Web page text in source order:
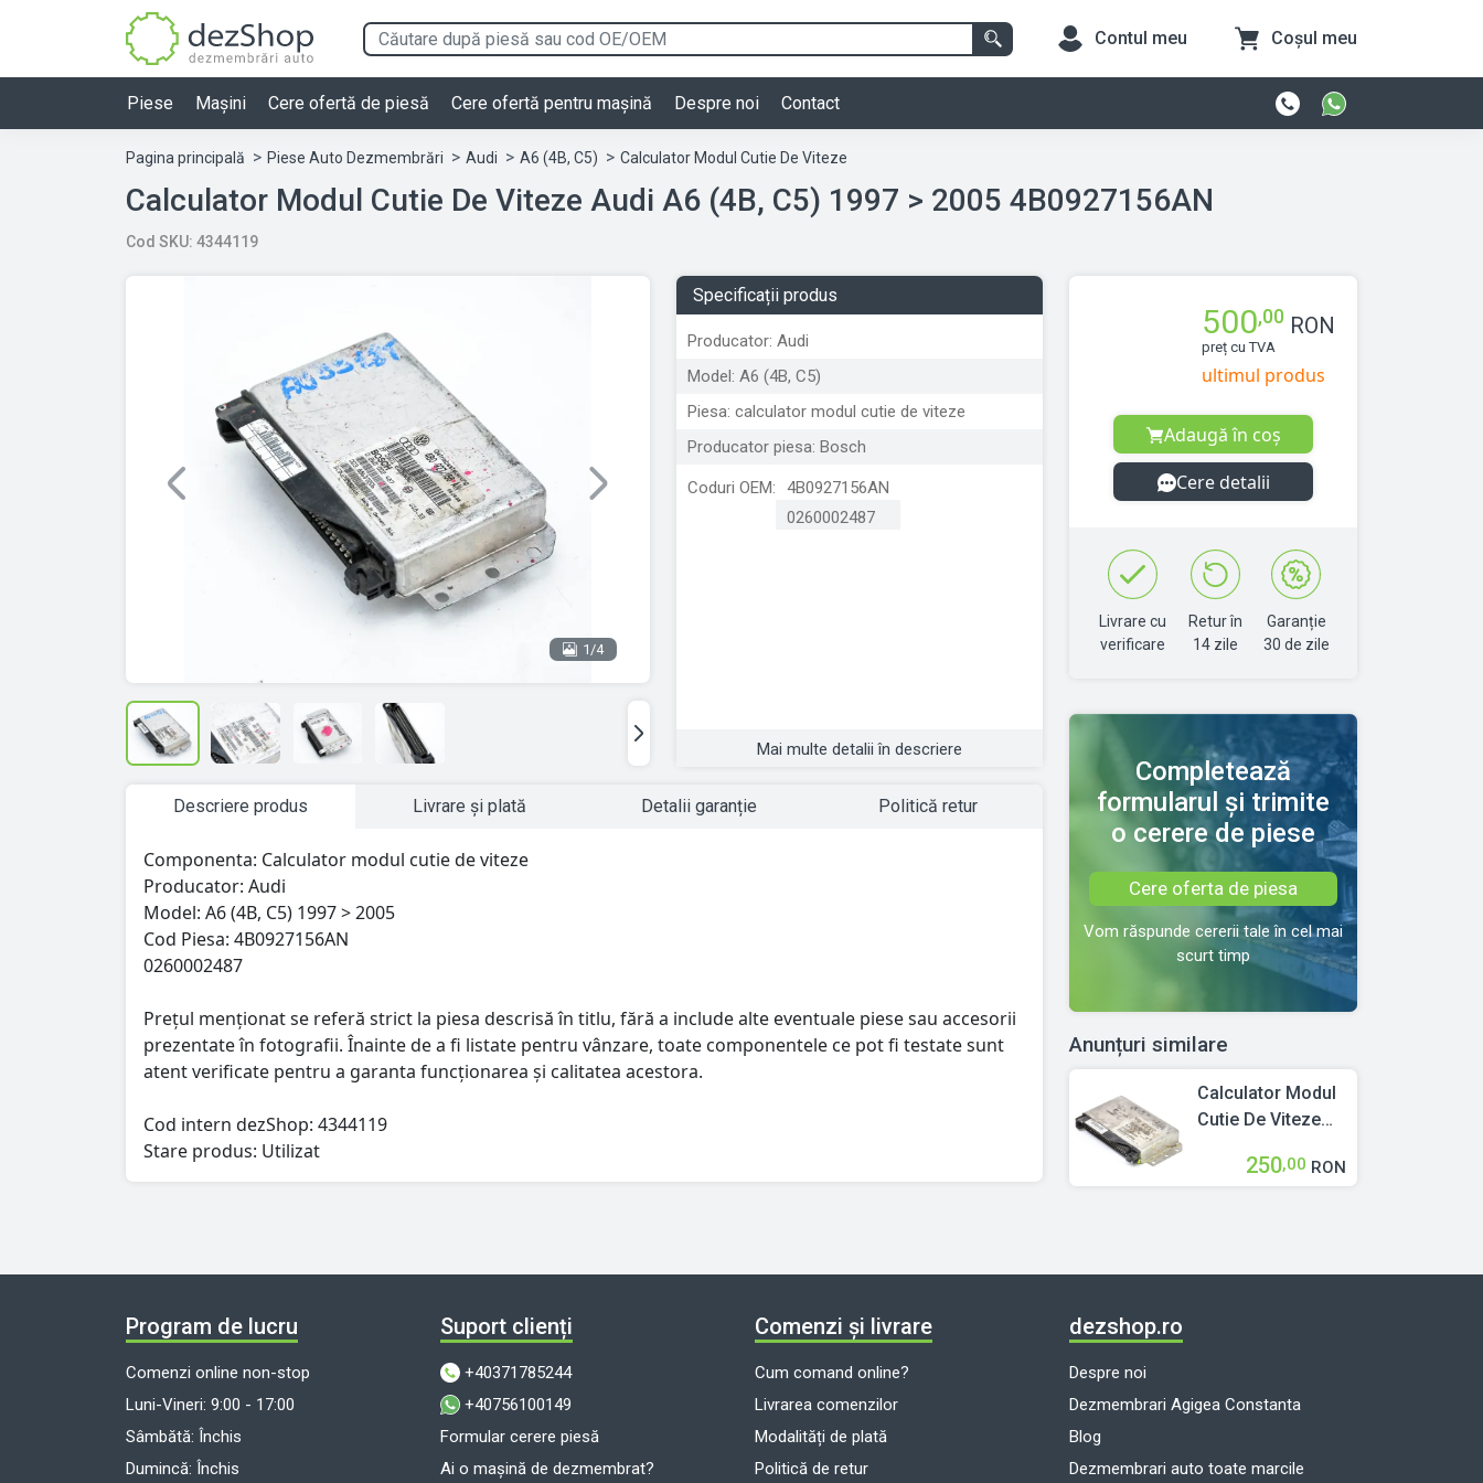
Contul meu Coșul meu
Piese Mașini Cere ofertă de piesă Cere ofertă pentru mașină Despre noi Contact
Pagina principală Piese Auto Dezmembrări Audi A6 (4B, C5) Calculator Modul Cutie De Viteze
Calculator Modul Cutie De Viteze Audi A6 (4B, C5) 1997 > 2005 4B0927156AN
Cod SKU: 4344119
Previous Next
1/4
Specificații produs
Producator: Audi
Model: A6 (4B, C5)
Piesa: calculator modul cutie de viteze
Producator piesa: Bosch
Coduri OEM:
4B0927156AN
0260002487
Mai multe detalii în descriere
Descriere produs Livrare și plată Detalii garanție Politică retur
Componenta: Calculator modul cutie de viteze
Producator: Audi
Model: A6 (4B, C5) 1997 > 2005
Cod Piesa: 4B0927156AN
0260002487
Prețul menționat se referă strict la piesa descrisă în titlu, fără a include alte eventuale piese sau accesorii
prezentate în fotografii. Înainte de a fi listate pentru vânzare, toate componentele ce pot fi testate sunt
atent verificate pentru a garanta funcționarea și calitatea acestora.
Cod intern dezShop: 4344119
Stare produs: Utilizat
500,00 RON
preț cu TVA
ultimul produs
Adaugă în coș
Cere detalii
Livrare cu
verificare
Retur în
14 zile
Garanție
30 de zile
Completează
formularul și trimite
o cerere de piese
Cere oferta de piesa
Vom răspunde cererii tale în cel mai
scurt timp
Anunțuri similare
Calculator Modul
Cutie De Viteze
250,00 RON
Program de lucru
Comenzi online non-stop
Luni-Vineri: 9:00 - 17:00
Sâmbătă: Închis
Dumincă: Închis
Suport clienți
+40371785244
+40756100149
Formular cerere piesă
Ai o mașină de dezmembrat?
Comenzi și livrare
Cum comand online?
Livrarea comenzilor
Modalități de plată
Politică de retur
dezshop.ro
Despre noi
Dezmembrari Agigea Constanta
Blog
Dezmembrari auto toate marcile